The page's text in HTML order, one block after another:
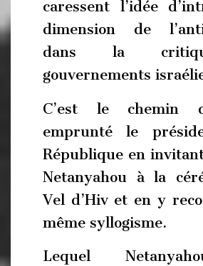
caressent l’idée
dimension de
dans la
gouvernements
C’est le chemin
emprunté le
République en
Netanyahou à la
Vel d’Hiv et en y
même syllogisme.
Lequel